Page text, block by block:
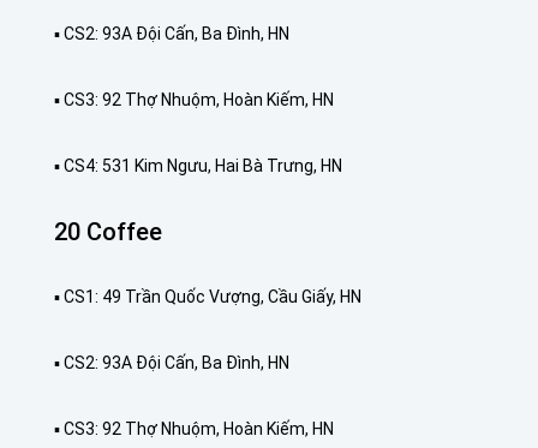
▪️ CS2: 93A Đội Cấn, Ba Đình, HN
▪️ CS3: 92 Thợ Nhuộm, Hoàn Kiếm, HN
▪️ CS4: 531 Kim Ngưu, Hai Bà Trưng, HN
20 Coffee
▪️ CS1: 49 Trần Quốc Vượng, Cầu Giấy, HN
▪️ CS2: 93A Đội Cấn, Ba Đình, HN
▪️ CS3: 92 Thợ Nhuộm, Hoàn Kiếm, HN